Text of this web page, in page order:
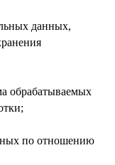
данных,
обрабатываемых
по отношению